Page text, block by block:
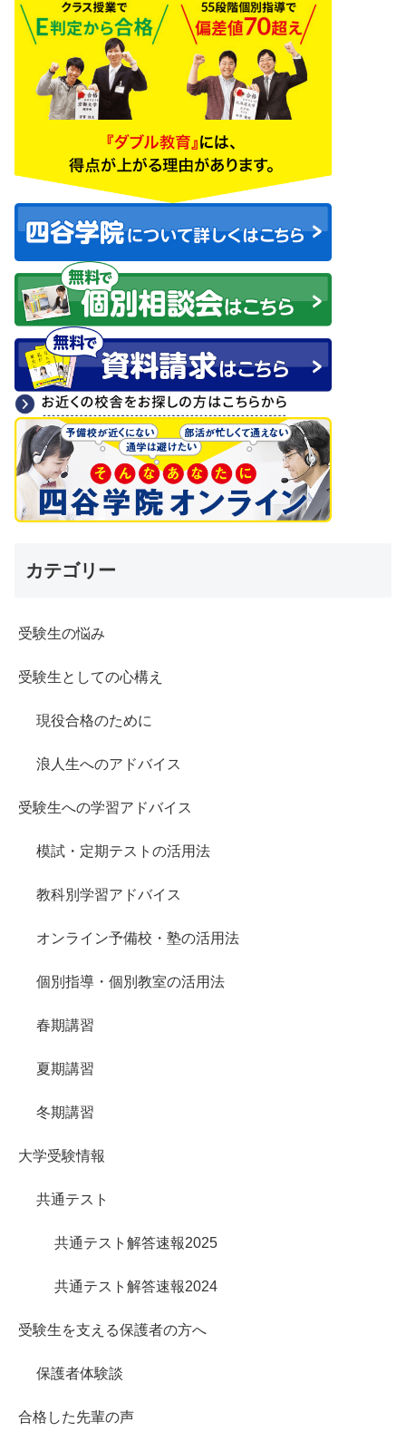
カテゴリー
受験生の悩み
受験生としての心構え
現役合格のために
浪人生へのアドバイス
受験生への学習アドバイス
模試・定期テストの活用法
教科別学習アドバイス
オンライン予備校・塾の活用法
個別指導・個別教室の活用法
春期講習
夏期講習
冬期講習
大学受験情報
共通テスト
共通テスト解答速報2025
共通テスト解答速報2024
受験生を支える保護者の方へ
保護者体験談
合格した先輩の声